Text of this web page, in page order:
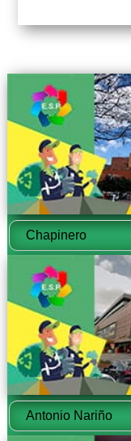
Chapinero
Antonio Nariño